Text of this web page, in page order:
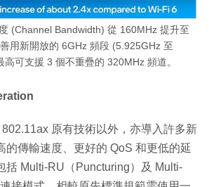
(Channel Bandwidth) 從 160MHz 提升至
用新開放的 6GHz 頻段 (5.925GHz 至
可支援 3 個不重疊的 320MHz 頻道。
原有技術以外，亦導入許多新
的傳輸速度、更好的 QoS 和更低的延
括 Multi-RU（Puncturing）及 Multi-